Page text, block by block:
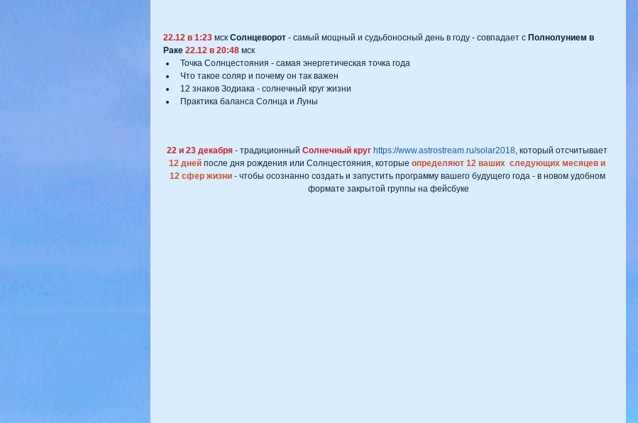
22.12 в 1:23 мск Солнцеворот - самый мощный и судьбоносный день в году - совпадает с Полнолунием в
Раке 22.12 в 20:48 мск
Точка Солнцестояния - самая энергетическая точка года
Что такое соляр и почему он так важен
12 знаков Зодиака - солнечный круг жизни
Практика баланса Солнца и Луны
22 и 23 декабря - традиционный Солнечный круг https://www.astrostream.ru/solar2018 , который отсчитывает
12 дней после дня рождения или Солнцестояния, которые определяют 12 ваших  следующих месяцев и
12 сфер жизни - чтобы осознанно создать и запустить программу вашего будущего года - в новом удобном
формате закрытой группы на фейсбуке